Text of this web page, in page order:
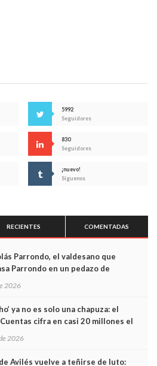
5992
Seguidores
830
Seguidores
¡nuevo!
Síguenos
RECIENTES COMENTADAS
Parrondo, el valdesano que
Parrondo en un pedazo de
2026
ya no es solo una chapuza: el
cifra en casi 20 millones el
los trenes que no cabían por los
2026
Avilés vuelve a teñirse de luto: